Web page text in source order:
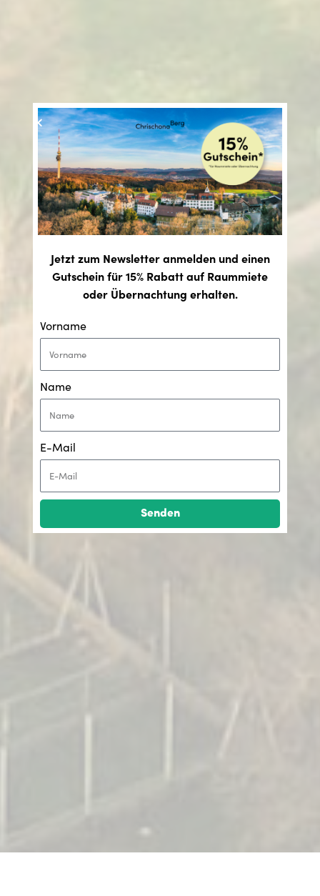
Jetzt zum Newsletter anmelden und einen
Gutschein für 15% Rabatt auf Raummiete
oder Übernachtung erhalten.
Vorname
Name
E-Mail
Senden